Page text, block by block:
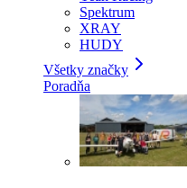
Spektrum
XRAY
HUDY
Všetky značky
Poradňa